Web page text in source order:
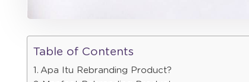
Table of Contents
Apa Itu Rebranding Product?